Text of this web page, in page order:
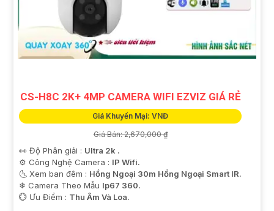
CS-H8C 2K+ 4MP CAMERA WIFI EZVIZ GIÁ RẺ
Giá Khuyến Mại: VNĐ
Giá Bán: 2,670,000 ₫
👀 Độ Phân giải : Ultra 2k .
⚙ Công Nghệ Camera : IP Wifi.
🌜 Xem ban đêm : Hồng Ngoại 30m Hồng Ngoại Smart IR.
❄ Camera Theo Mẫu Ip67 360.
️💮 Ưu Điểm : Thu Âm Và Loa.